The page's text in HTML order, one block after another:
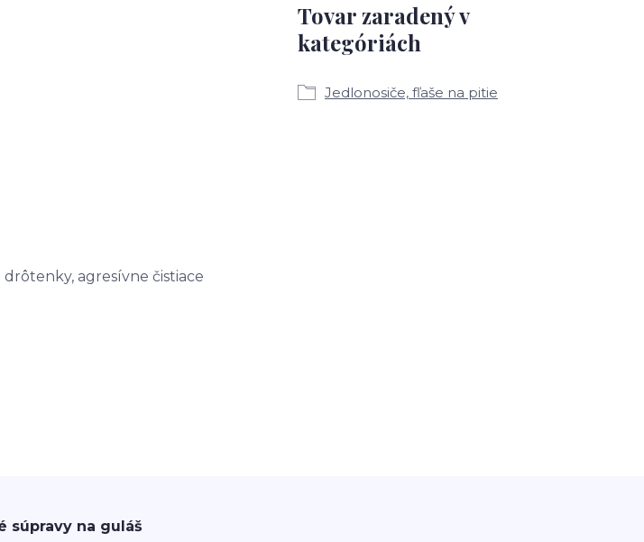
agresívne čistiace
Tovar zaradený v
kategóriách
Jedlonosiče, fľaše na pitie
súpravy na guláš